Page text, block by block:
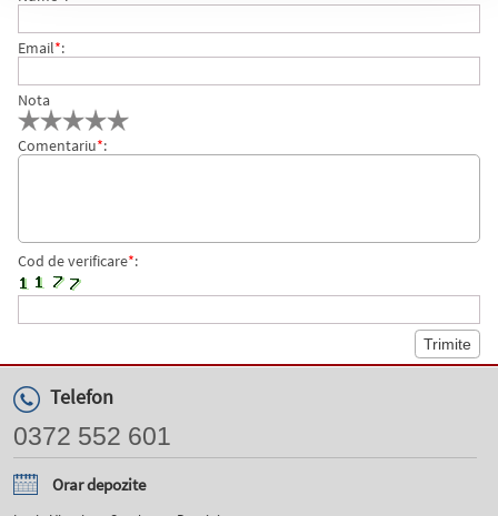
Email*:
Nota
Comentariu*:
Cod de verificare*:
Telefon
0372 552 601
Orar depozite